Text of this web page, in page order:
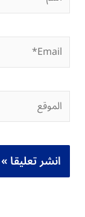
Email*
الموقع